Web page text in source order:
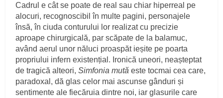
Cadrul e cât se poate de real sau chiar hiperreal pe
alocuri, recognoscibil în multe pagini, personajele
însă, în ciuda conturului lor realizat cu precizie
aproape chirurgicală, par scăpate de la balamuc,
având aerul unor năluci proaspăt ieșite pe poarta
propriului infern existențial. Ironică uneori, neașteptat
de tragică alteori,Simfonia mută este tocmai cea care,
paradoxal, dă glas celor mai ascunse gânduri și
sentimente ale fiecăruia dintre noi, iar glasurile care